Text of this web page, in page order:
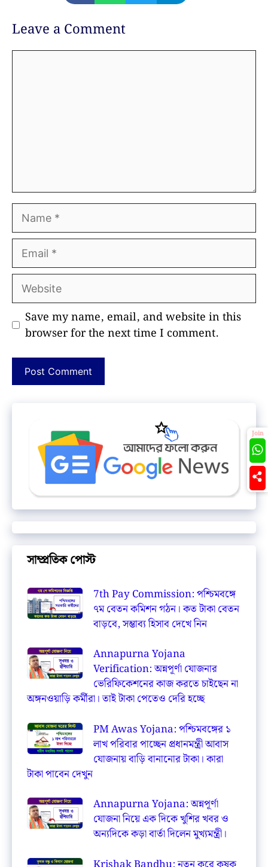
Leave a Comment
Name
Email
Website
Save my name, email, and website in this
browser for the next time I comment.
সাম্প্রতিক পোস্ট
7th Pay Commission: পশ্চিমবঙ্গে
৭ম বেতন কমিশন গঠন। কত টাকা বেতন
বাড়বে, সম্ভাব্য হিসাব দেখে নিন
Annapurna Yojana
Verification: অন্নপূর্ণা যোজনার
ভেরিফিকেশনের কাজ করতে চাইছেন না
অঙ্গনওয়াড়ি কর্মীরা। তাই টাকা পেতেও দেরি হচ্ছে
PM Awas Yojana: পশ্চিমবঙ্গের ১
লাখ পরিবার পাচ্ছেন প্রধানমন্ত্রী আবাস
যোজনায় বাড়ি বানানোর টাকা। কারা
টাকা পাবেন দেখুন
Annapurna Yojana: অন্নপূর্ণা
যোজনা নিয়ে এক দিকে খুশির খবর ও
অন্যদিকে কড়া বার্তা দিলেন মুখ্যমন্ত্রী।
Join